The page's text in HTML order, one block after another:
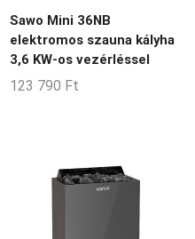
Sawo Mini 36NB
elektromos szauna kályha
3,6 KW-os vezérléssel
123 790 Ft